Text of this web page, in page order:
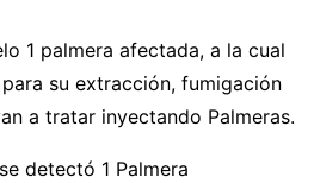
1 palmera afectada, a la cual
su extracción, fumigación
a tratar inyectando Palmeras.
detectó 1 Palmera